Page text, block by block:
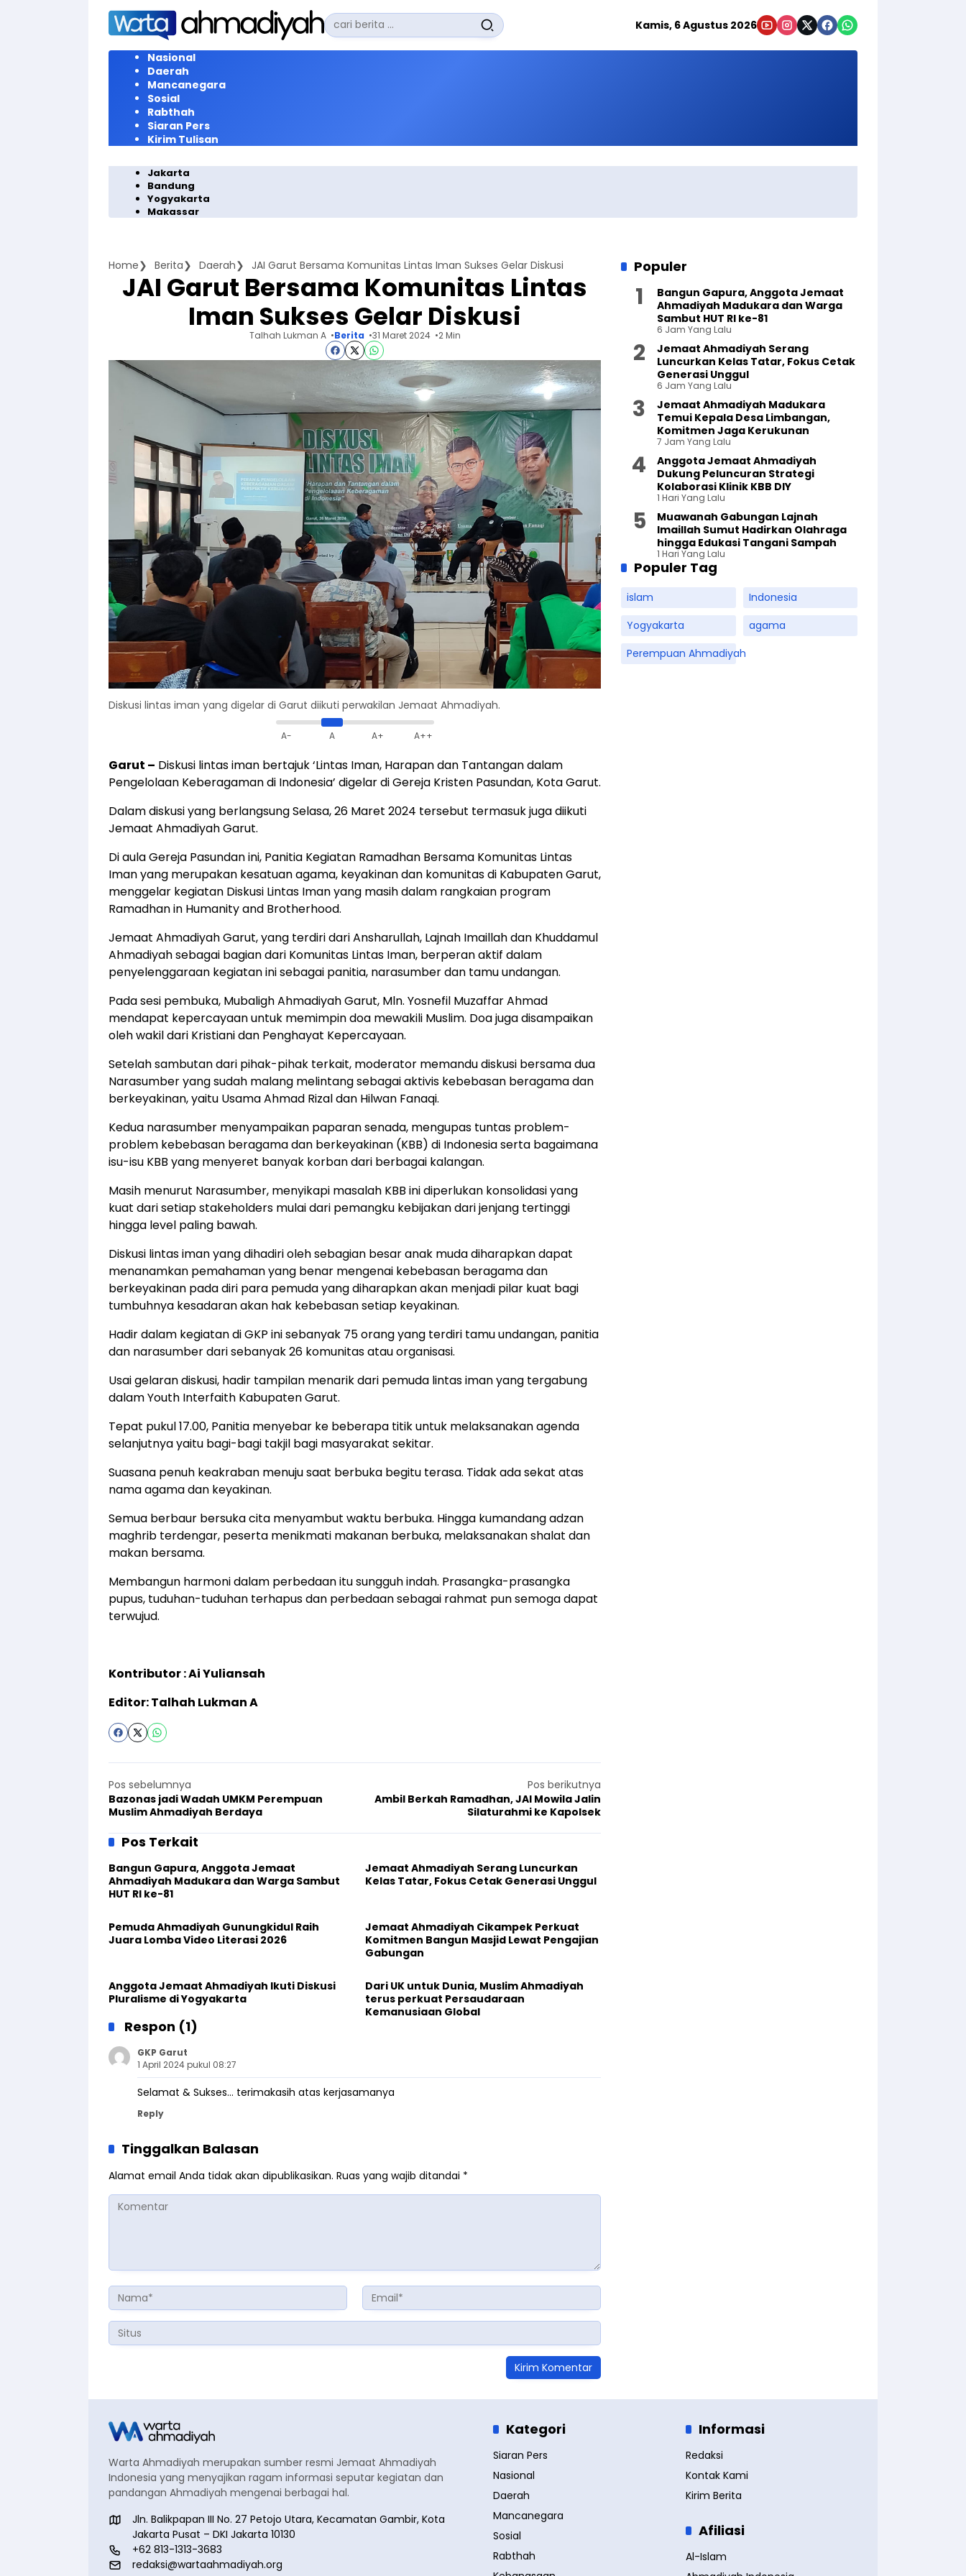
Langsung
konten
Pencarian
untuk:
Kamis, 6 Agustus 2026
Nasional
Daerah
Mancanegara
Sosial
Rabthah
Siaran Pers
Kirim Tulisan
Jakarta
Bandung
Yogyakarta
Makassar
Home Berita Daerah JAI Garut Bersama Komunitas Lintas Iman Sukses Gelar Diskusi
JAI Garut Bersama Komunitas Lintas
Iman Sukses Gelar Diskusi
Talhah Lukman A Berita 31 Maret 2024 2 Min
Diskusi lintas iman yang digelar di Garut diikuti perwakilan Jemaat Ahmadiyah.
A- A A+ A++
Garut – Diskusi lintas iman bertajuk ‘Lintas Iman, Harapan dan Tantangan dalam
Pengelolaan Keberagaman di Indonesia’ digelar di Gereja Kristen Pasundan, Kota Garut.
Dalam diskusi yang berlangsung Selasa, 26 Maret 2024 tersebut termasuk juga diikuti
Jemaat Ahmadiyah Garut.
Di aula Gereja Pasundan ini, Panitia Kegiatan Ramadhan Bersama Komunitas Lintas
Iman yang merupakan kesatuan agama, keyakinan dan komunitas di Kabupaten Garut,
menggelar kegiatan Diskusi Lintas Iman yang masih dalam rangkaian program
Ramadhan in Humanity and Brotherhood.
Jemaat Ahmadiyah Garut, yang terdiri dari Ansharullah, Lajnah Imaillah dan Khuddamul
Ahmadiyah sebagai bagian dari Komunitas Lintas Iman, berperan aktif dalam
penyelenggaraan kegiatan ini sebagai panitia, narasumber dan tamu undangan.
Pada sesi pembuka, Mubaligh Ahmadiyah Garut, Mln. Yosnefil Muzaffar Ahmad
mendapat kepercayaan untuk memimpin doa mewakili Muslim. Doa juga disampaikan
oleh wakil dari Kristiani dan Penghayat Kepercayaan.
Setelah sambutan dari pihak-pihak terkait, moderator memandu diskusi bersama dua
Narasumber yang sudah malang melintang sebagai aktivis kebebasan beragama dan
berkeyakinan, yaitu Usama Ahmad Rizal dan Hilwan Fanaqi.
Kedua narasumber menyampaikan paparan senada, mengupas tuntas problem-
problem kebebasan beragama dan berkeyakinan (KBB) di Indonesia serta bagaimana
isu-isu KBB yang menyeret banyak korban dari berbagai kalangan.
Masih menurut Narasumber, menyikapi masalah KBB ini diperlukan konsolidasi yang
kuat dari setiap stakeholders mulai dari pemangku kebijakan dari jenjang tertinggi
hingga level paling bawah.
Diskusi lintas iman yang dihadiri oleh sebagian besar anak muda diharapkan dapat
menanamkan pemahaman yang benar mengenai kebebasan beragama dan
berkeyakinan pada diri para pemuda yang diharapkan akan menjadi pilar kuat bagi
tumbuhnya kesadaran akan hak kebebasan setiap keyakinan.
Hadir dalam kegiatan di GKP ini sebanyak 75 orang yang terdiri tamu undangan, panitia
dan narasumber dari sebanyak 26 komunitas atau organisasi.
Usai gelaran diskusi, hadir tampilan menarik dari pemuda lintas iman yang tergabung
dalam Youth Interfaith Kabupaten Garut.
Tepat pukul 17.00, Panitia menyebar ke beberapa titik untuk melaksanakan agenda
selanjutnya yaitu bagi-bagi takjil bagi masyarakat sekitar.
Suasana penuh keakraban menuju saat berbuka begitu terasa. Tidak ada sekat atas
nama agama dan keyakinan.
Semua berbaur bersuka cita menyambut waktu berbuka. Hingga kumandang adzan
maghrib terdengar, peserta menikmati makanan berbuka, melaksanakan shalat dan
makan bersama.
Membangun harmoni dalam perbedaan itu sungguh indah. Prasangka-prasangka
pupus, tuduhan-tuduhan terhapus dan perbedaan sebagai rahmat pun semoga dapat
terwujud.
Kontributor : Ai Yuliansah
Editor: Talhah Lukman A
Pos sebelumnya
Bazonas jadi Wadah UMKM Perempuan
Muslim Ahmadiyah Berdaya
Pos berikutnya
Ambil Berkah Ramadhan, JAI Mowila Jalin
Silaturahmi ke Kapolsek
Pos Terkait
Bangun Gapura, Anggota Jemaat
Ahmadiyah Madukara dan Warga Sambut
HUT RI ke-81
Jemaat Ahmadiyah Serang Luncurkan
Kelas Tatar, Fokus Cetak Generasi Unggul
Pemuda Ahmadiyah Gunungkidul Raih
Juara Lomba Video Literasi 2026
Jemaat Ahmadiyah Cikampek Perkuat
Komitmen Bangun Masjid Lewat Pengajian
Gabungan
Anggota Jemaat Ahmadiyah Ikuti Diskusi
Pluralisme di Yogyakarta
Dari UK untuk Dunia, Muslim Ahmadiyah
terus perkuat Persaudaraan
Kemanusiaan Global
Respon (1)
GKP Garut
1 April 2024 pukul 08:27
Selamat & Sukses… terimakasih atas kerjasamanya
Reply
Tinggalkan Balasan
Alamat email Anda tidak akan dipublikasikan. Ruas yang wajib ditandai *
Populer
Bangun Gapura, Anggota Jemaat
Ahmadiyah Madukara dan Warga
Sambut HUT RI ke-81
6 Jam Yang Lalu
Jemaat Ahmadiyah Serang
Luncurkan Kelas Tatar, Fokus Cetak
Generasi Unggul
6 Jam Yang Lalu
Jemaat Ahmadiyah Madukara
Temui Kepala Desa Limbangan,
Komitmen Jaga Kerukunan
7 Jam Yang Lalu
Anggota Jemaat Ahmadiyah
Dukung Peluncuran Strategi
Kolaborasi Klinik KBB DIY
1 Hari Yang Lalu
Muawanah Gabungan Lajnah
Imaillah Sumut Hadirkan Olahraga
hingga Edukasi Tangani Sampah
1 Hari Yang Lalu
Populer Tag
islam
Indonesia
Yogyakarta
agama
Perempuan Ahmadiyah
Warta Ahmadiyah merupakan sumber resmi Jemaat Ahmadiyah
Indonesia yang menyajikan ragam informasi seputar kegiatan dan
pandangan Ahmadiyah mengenai berbagai hal.
Jln. Balikpapan III No. 27 Petojo Utara, Kecamatan Gambir, Kota
Jakarta Pusat – DKI Jakarta 10130
+62 813-1313-3683
redaksi@wartaahmadiyah.org
Kategori
Siaran Pers
Nasional
Daerah
Mancanegara
Sosial
Rabthah
Informasi
Redaksi
Kontak Kami
Kirim Berita
Afiliasi
Al-Islam